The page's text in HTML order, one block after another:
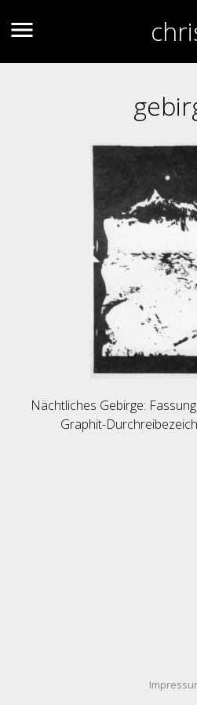
Nächtliches Gebirge:
Graphit-